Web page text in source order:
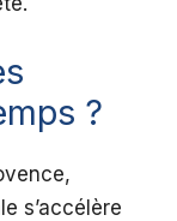
?
s’accélère